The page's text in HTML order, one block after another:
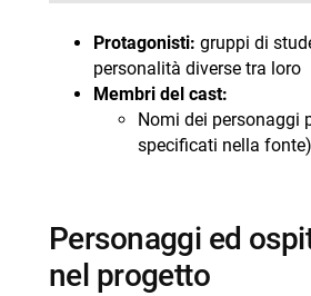
Protagonisti: gruppi di
personalità diverse tra loro
Membri del cast:
Nomi dei personaggi
specificati nella fonte)
Personaggi ed ospiti coinvolti
nel progetto